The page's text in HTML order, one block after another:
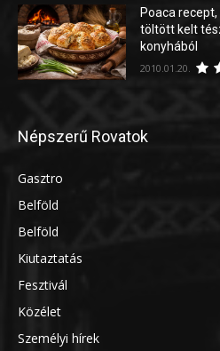
Poaca
töltött kelt
konyhából
2010.01.20.
Népszerű Rovatok
Gasztro
Belföld
Belföld
Kiutaztatás
Fesztivál
Közélet
Személyi hírek